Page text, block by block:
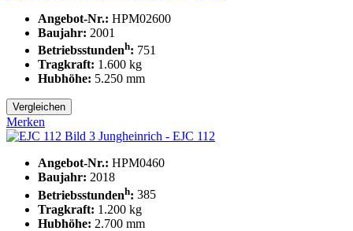
Angebot-Nr.: HPM02600
Baujahr: 2001
Betriebsstundenh: 751
Tragkraft: 1.600 kg
Hubhöhe: 5.250 mm
Vergleichen
Merken
Jungheinrich - EJC 112
Angebot-Nr.: HPM0460
Baujahr: 2018
Betriebsstundenh: 385
Tragkraft: 1.200 kg
Hubhöhe: 2.700 mm